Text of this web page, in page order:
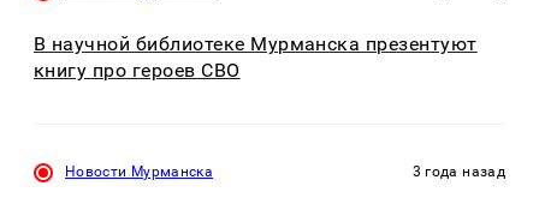
В научной библиотеке Мурманска презентуют
книгу про героев СВО
Новости Мурманска 3 года назад